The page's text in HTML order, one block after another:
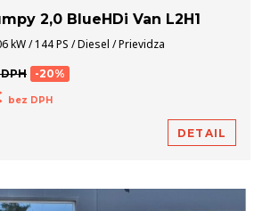
2,0 BlueHDi Van L2H1
kW / 144 PS / Diesel / Prievidza
-20%
bez DPH
DETAIL